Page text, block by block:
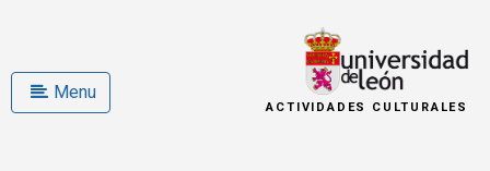
Menu
ACTIVIDADES CULTURALES